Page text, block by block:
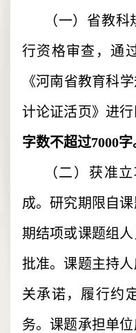
（一）省教
行资格审查，通
《河南省教育科
计论证活页》进
字数不超过7000字
（二）获准
成。研究期限自
期结项或课题组
批准。课题主持
关承诺，履行约
务。课题承担单